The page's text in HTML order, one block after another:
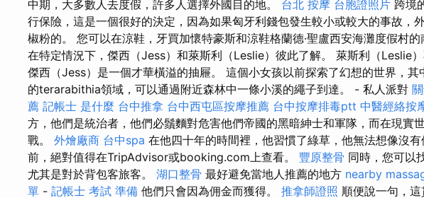
中期，大多數人去度假，許多人選擇外國目的地。 台北 按摩 台胞證照片 跨境
行保險，這是一個很好的決定，因為如果匈牙利錢包發生較小或較大的事故，
椒粉的。 您可以在涼鞋，牙買加懷特豪斯和涼鞋格蘭德·聖盧西安海灘度假村
在特定情況下，傑西（Jess）和萊斯利（Leslie）彼此了解。 萊斯利（Leslie
傑西（Jess）是一個才華橫溢的抽屜。 這個小女孩以前探索了幻想的世界，
的terarabithia領域，可以通過附近森林中一條小溪的繩子到達。 - 私人派對
薦 記帳士 是什麼 台中推拿 台中西屯區按摩推薦 台中按摩排毒ptt 中醫經絡按
方，他們是統治者，他們必鬚麵對危害他們帝國的黑暗紳士和軍隊，而在現實
戰。 外燴廠商 台中spa 在他四十年的時間裡，他習慣了綠草，他無法想像沒
前，絕對值得在TripAdvisor或booking.com上查看。 豐原整骨 同時，您可以
尤其是對於背包客旅客。 湖口整骨 最好避免當地人推薦的地方 nearby
單 - 記帳士 考試 準備 他們只會因為佣金而獲得。 推拿師證照 順便說一句，